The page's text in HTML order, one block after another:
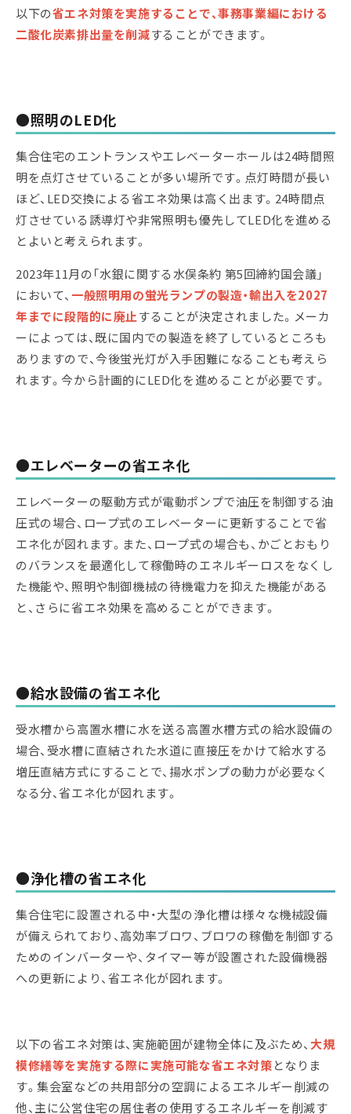
以下の省エネ対策を実施することで、事務事業編における
二酸化炭素排出量を削減することができます。
●照明のLED化
集合住宅のエントランスやエレベーターホールは24時間照
明を点灯させていることが多い場所です。点灯時間が長い
ほど、LED交換による省エネ効果は高く出ます。24時間点
灯させている誘導灯や非常照明も優先してLED化を進める
とよいと考えられます。
2023年11月の「水銀に関する水俣条約 第5回締約国会議」
において、 一般照明用の蛍光ランプの製造・輸出入を2027
年までに段階的に廃止することが決定されました。メーカ
ーによっては、既に国内での製造を終了しているところも
ありますので、今後蛍光灯が入手困難になることも考えら
れます。今から計画的にLED化を進めることが必要です。
●エレベーターの省エネ化
エレベーターの駆動方式が電動ポンプで油圧を制御する油
圧式の場合、ロープ式のエレベーターに更新することで省
エネ化が図れます。また、ロープ式の場合も、かごとおもり
のバランスを最適化して稼働時のエネルギーロスをなくし
た機能や、照明や制御機械の待機電力を抑えた機能がある
と、さらに省エネ効果を高めることができます。
●給水設備の省エネ化
受水槽から高置水槽に水を送る高置水槽方式の給水設備の
場合、受水槽に直結された水道に直接圧をかけて給水する
増圧直結方式にすることで、揚水ポンプの動力が必要なく
なる分、省エネ化が図れます。
●浄化槽の省エネ化
集合住宅に設置される中・大型の浄化槽は様々な機械設備
が備えられており、高効率ブロワ、ブロワの稼働を制御する
ためのインバーターや、タイマー等が設置された設備機器
への更新により、省エネ化が図れます。
以下の省エネ対策は、実施範囲が建物全体に及ぶため、大規
模修繕等を実施する際に実施可能な省エネ対策となりま
す。集会室などの共用部分の空調によるエネルギー削減の
他、主に公営住宅の居住者の使用するエネルギーを削減す